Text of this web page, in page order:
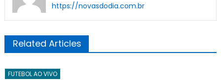
https://novasdodia.com.br
Related Articles
FUTEBOL AO VIVO